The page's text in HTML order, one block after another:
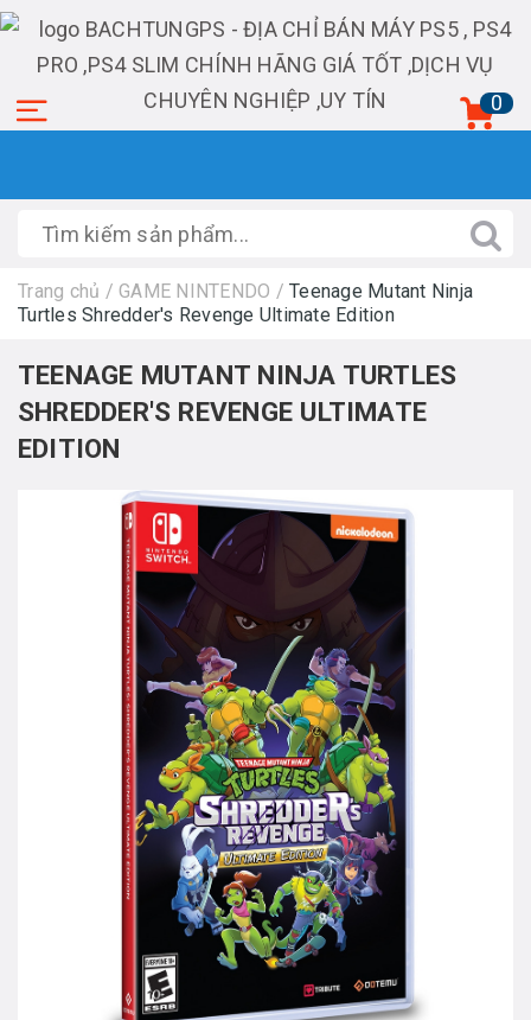
0
Trang chủ / GAME NINTENDO / Teenage Mutant Ninja
Turtles Shredder's Revenge Ultimate Edition
TEENAGE MUTANT NINJA TURTLES
SHREDDER'S REVENGE ULTIMATE
EDITION